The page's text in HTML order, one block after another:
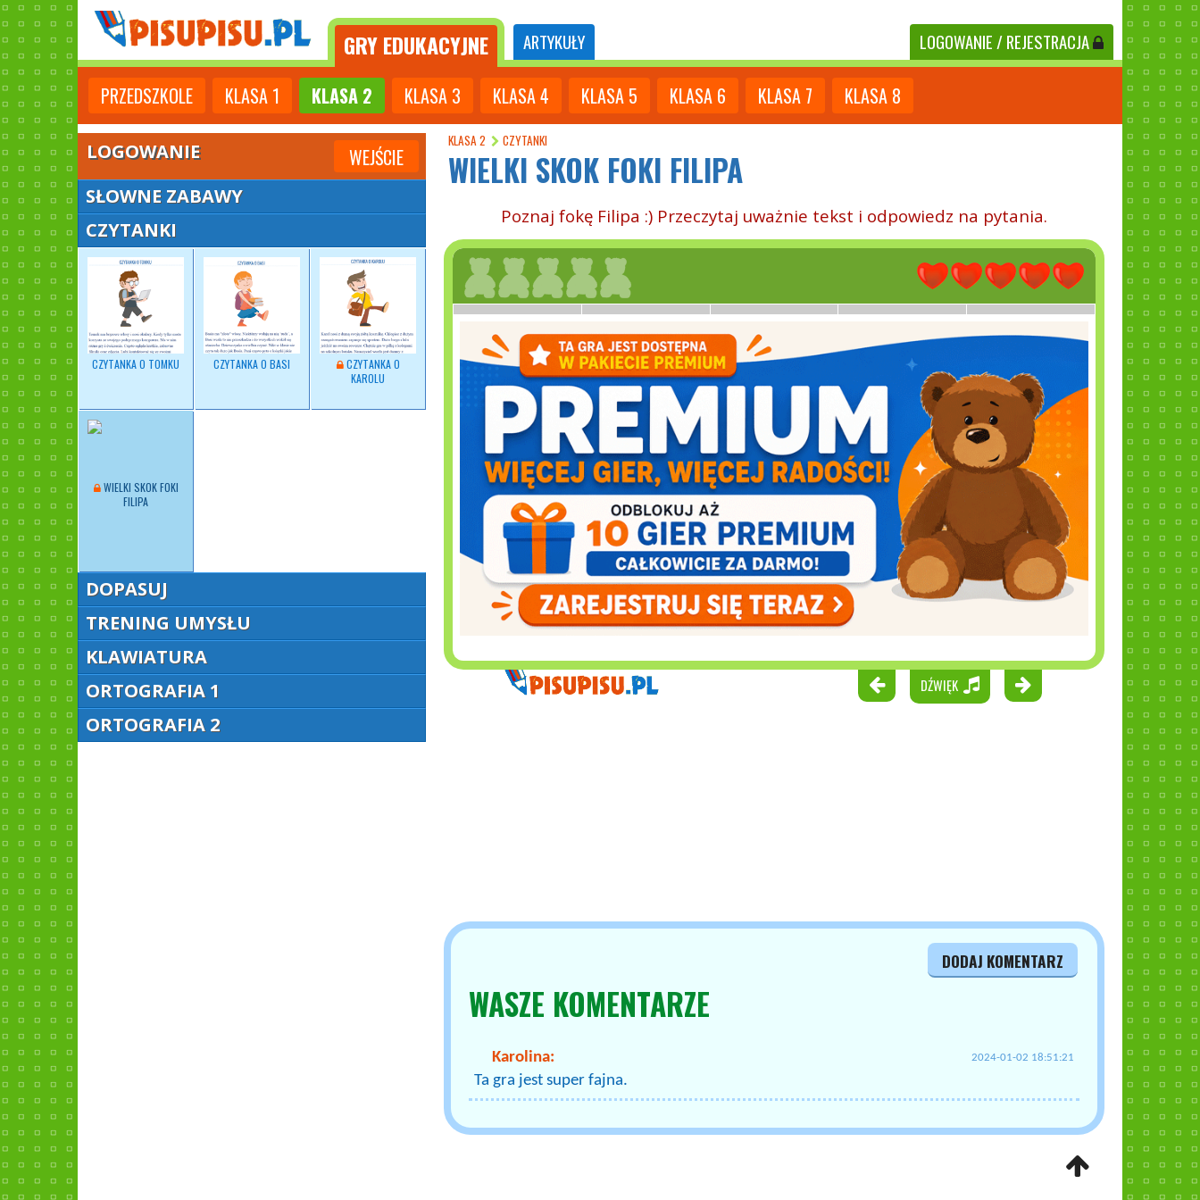
GRYEDUKACYJNE ARTYKUŁY LOGOWANIE / REJESTRACJA
PRZEDSZKOLE KLASA 1 KLASA 2 KLASA 3 KLASA4 KLASA 5 KLASA 6 KLASA 7 KLASA 8
KLASA 2 CZYTANKI
WIELKI SKOK FOKI FILIPA
Poznaj fokę Filipa :) Przeczytaj uważnie tekst i odpowiedz na pytania.
DŹWIĘK
DODAJ KOMENTARZ
WASZE KOMENTARZE
Karolina: 2024-01-02 18:51:21
Ta gra jest super fajna.
LOGOWANIE WEJŚCIE
SŁOWNE ZABAWY
CZYTANKI
CZYTANKA O TOMKU CZYTANKA O BASI
CZYTANKA O
KAROLU
WIELKI SKOK FOKI
FILIPA
DOPASUJ
TRENING UMYSŁU
KLAWIATURA
ORTOGRAFIA 1
ORTOGRAFIA 2